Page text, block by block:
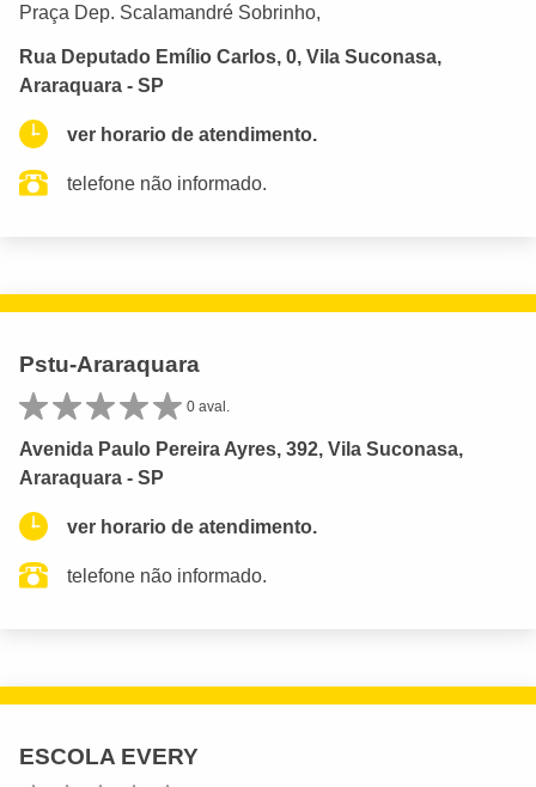
Praça Dep. Scalamandré Sobrinho,
Rua Deputado Emílio Carlos, 0, Vila Suconasa,
Araraquara - SP
ver horario de atendimento.
telefone não informado.
Pstu-Araraquara
0 aval.
Avenida Paulo Pereira Ayres, 392, Vila Suconasa,
Araraquara - SP
ver horario de atendimento.
telefone não informado.
ESCOLA EVERY